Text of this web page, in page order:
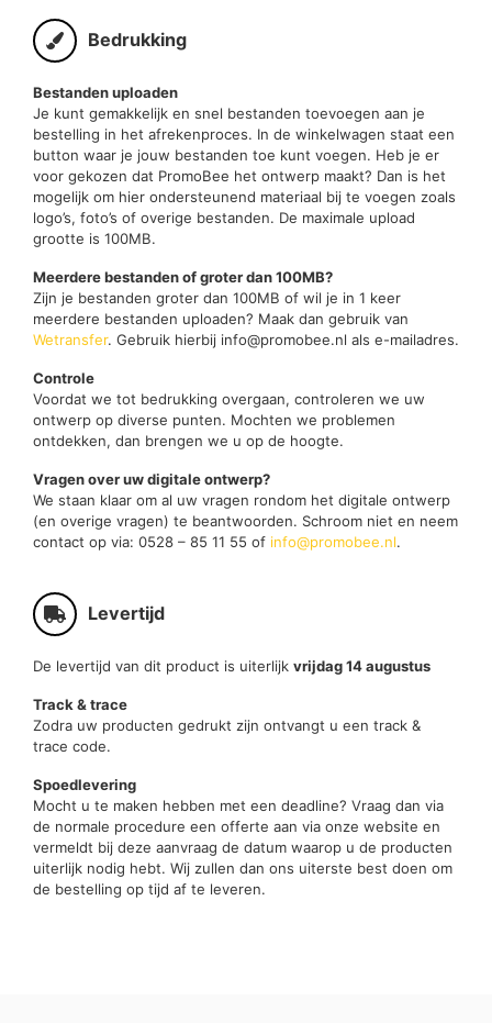
Bedrukking
Bestanden uploaden
Je kunt gemakkelijk en snel bestanden toevoegen aan je
bestelling in het afrekenproces. In de winkelwagen staat een
button waar je jouw bestanden toe kunt voegen. Heb je er
voor gekozen dat PromoBee het ontwerp maakt? Dan is het
mogelijk om hier ondersteunend materiaal bij te voegen zoals
logo’s, foto’s of overige bestanden. De maximale upload
grootte is 100MB.
Meerdere bestanden of groter dan 100MB?
Zijn je bestanden groter dan 100MB of wil je in 1 keer
meerdere bestanden uploaden? Maak dan gebruik van
Wetransfer. Gebruik hierbij info@promobee.nl als e-mailadres.
Controle
Voordat we tot bedrukking overgaan, controleren we uw
ontwerp op diverse punten. Mochten we problemen
ontdekken, dan brengen we u op de hoogte.
Vragen over uw digitale ontwerp?
We staan klaar om al uw vragen rondom het digitale ontwerp
(en overige vragen) te beantwoorden. Schroom niet en neem
contact op via: 0528 – 85 11 55 of info@promobee.nl.
Levertijd
De levertijd van dit product is uiterlijk vrijdag 14 augustus
Track & trace
Zodra uw producten gedrukt zijn ontvangt u een track &
trace code.
Spoedlevering
Mocht u te maken hebben met een deadline? Vraag dan via
de normale procedure een offerte aan via onze website en
vermeldt bij deze aanvraag de datum waarop u de producten
uiterlijk nodig hebt. Wij zullen dan ons uiterste best doen om
de bestelling op tijd af te leveren.